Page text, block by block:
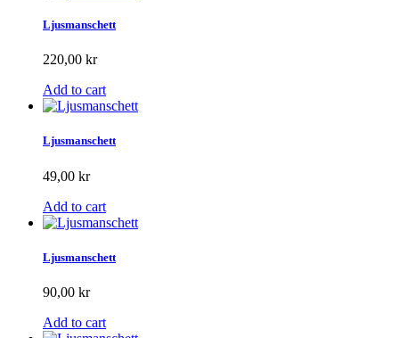
Ljusmanschett
220,00 kr
Add to cart
Ljusmanschett
49,00 kr
Add to cart
Ljusmanschett
90,00 kr
Add to cart